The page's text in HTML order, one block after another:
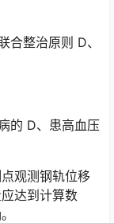
合整治原则 D、
的 D、患高血压
观测钢轨位移
达到计算数